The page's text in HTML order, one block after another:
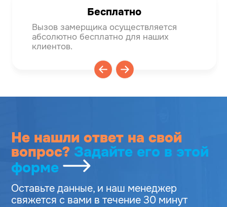
Бесплатно
Вызов замерщика осуществляется
абсолютно бесплатно для наших
клиентов.
Не нашли ответ на свой
вопрос? Задайте его в этой
форме
Оставьте данные, и наш менеджер
свяжется с вами в течение 30 минут